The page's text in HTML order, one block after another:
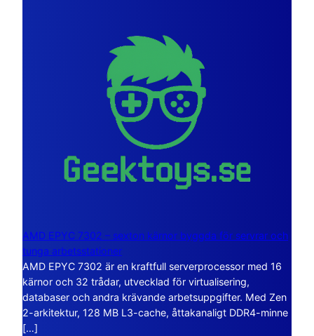
AMD EPYC 7302 – sexton kärnor byggda för servrar och
tunga arbetsstationer
AMD EPYC 7302 är en kraftfull serverprocessor med 16
kärnor och 32 trådar, utvecklad för virtualisering,
databaser och andra krävande arbetsuppgifter. Med Zen
2-arkitektur, 128 MB L3-cache, åttakanaligt DDR4-minne
[…]